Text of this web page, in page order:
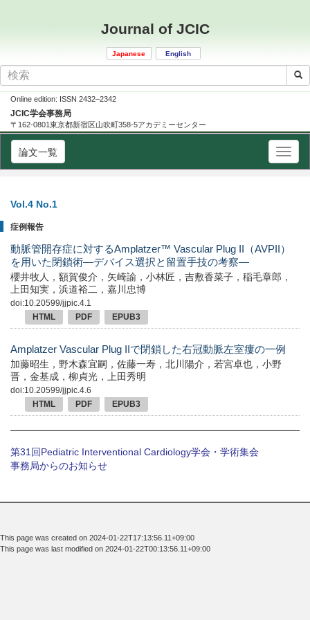
Journal of JCIC
Japanese English
Online edition: ISSN 2432–2342
JCIC学会事務局
〒162-0801東京都新宿区山吹町358-5アカデミーセンター
論文一覧
Vol.4 No.1
症例報告
動脈管開存症に対するAmplatzer™ Vascular Plug II（AVPII）
を用いた閉鎖術—デバイス選択と留置手技の考察—
櫻井牧人，額賀俊介，矢崎諭，小林匠，吉敷香菜子，稲毛章郎，
上田知実，浜道裕二，嘉川忠博
doi:10.20599/jjpic.4.1
HTML
PDF EPUB3
Amplatzer Vascular Plug IIで閉鎖した右冠動脈左室瘻の一例
加藤昭生，野木森宜嗣，佐藤一寿，北川陽介，若宮卓也，小野
晋，金基成，柳貞光，上田秀明
doi:10.20599/jjpic.4.6
HTML
PDF EPUB3
第31回Pediatric Interventional Cardiology学会・学術集会
事務局からのお知らせ
This page was created on 2024-01-22T17:13:56.11+09:00
This page was last modified on 2024-01-22T00:13:56.11+09:00